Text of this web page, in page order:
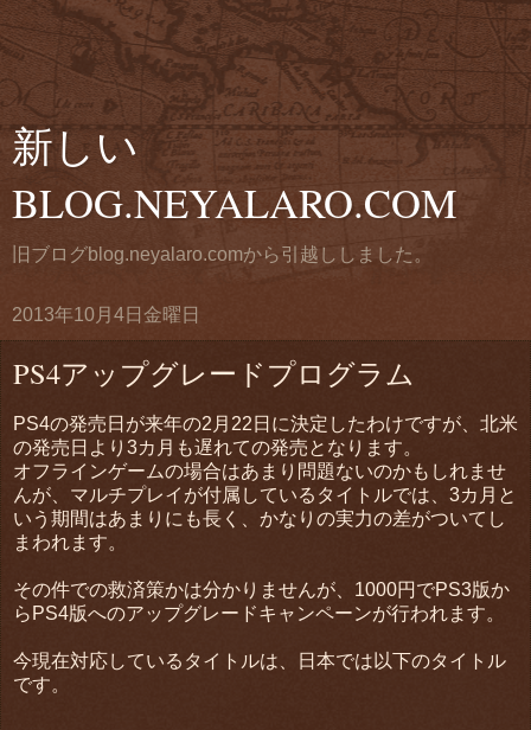
新しい
BLOG.NEYALARO.COM
旧ブログblog.neyalaro.comから引越ししました。
2013年10月4日金曜日
PS4アップグレードプログラム
PS4の発売日が来年の2月22日に決定したわけですが、北米
の発売日より3カ月も遅れての発売となります。
オフラインゲームの場合はあまり問題ないのかもしれませ
んが、マルチプレイが付属しているタイトルでは、3カ月と
いう期間はあまりにも長く、かなりの実力の差がついてし
まわれます。
その件での救済策かは分かりませんが、1000円でPS3版か
らPS4版へのアップグレードキャンペーンが行われます。
今現在対応しているタイトルは、日本では以下のタイトル
です。